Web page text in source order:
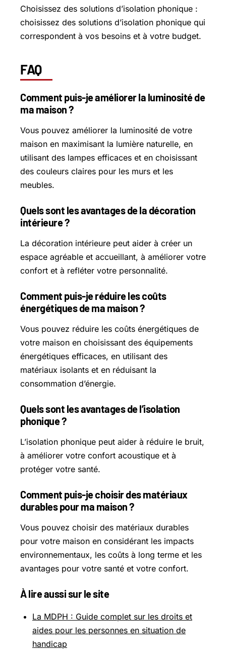
Choisissez des solutions d’isolation phonique :
choisissez des solutions d’isolation phonique qui
correspondent à vos besoins et à votre budget.
FAQ
Comment puis-je améliorer la luminosité de
ma maison ?
Vous pouvez améliorer la luminosité de votre
maison en maximisant la lumière naturelle, en
utilisant des lampes efficaces et en choisissant
des couleurs claires pour les murs et les
meubles.
Quels sont les avantages de la décoration
intérieure ?
La décoration intérieure peut aider à créer un
espace agréable et accueillant, à améliorer votre
confort et à refléter votre personnalité.
Comment puis-je réduire les coûts
énergétiques de ma maison ?
Vous pouvez réduire les coûts énergétiques de
votre maison en choisissant des équipements
énergétiques efficaces, en utilisant des
matériaux isolants et en réduisant la
consommation d’énergie.
Quels sont les avantages de l’isolation
phonique ?
L’isolation phonique peut aider à réduire le bruit,
à améliorer votre confort acoustique et à
protéger votre santé.
Comment puis-je choisir des matériaux
durables pour ma maison ?
Vous pouvez choisir des matériaux durables
pour votre maison en considérant les impacts
environnementaux, les coûts à long terme et les
avantages pour votre santé et votre confort.
À lire aussi sur le site
La MDPH : Guide complet sur les droits et
aides pour les personnes en situation de
handicap